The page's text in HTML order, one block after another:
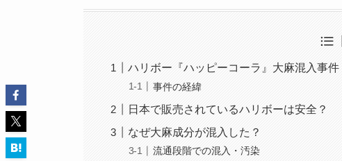
ハリボー『ハッピーコーラ』大麻混入事件
事件の経緯
日本で販売されているハリボーは安全？
なぜ大麻成分が混入した？
流通段階での混入・汚染